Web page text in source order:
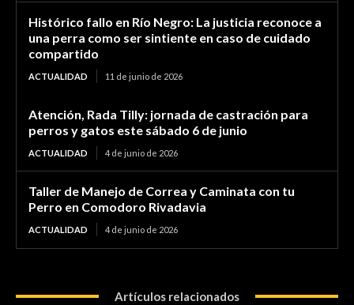
Histórico fallo en Río Negro: La justicia reconoce a
una perra como ser sintiente en caso de cuidado
compartido
ACTUALIDAD 11 de junio de 2026
Atención, Rada Tilly: jornada de castración para
perros y gatos este sábado 6 de junio
ACTUALIDAD 4 de junio de 2026
Taller de Manejo de Correa y Caminata con tu
Perro en Comodoro Rivadavia
ACTUALIDAD 4 de junio de 2026
Artículos relacionados